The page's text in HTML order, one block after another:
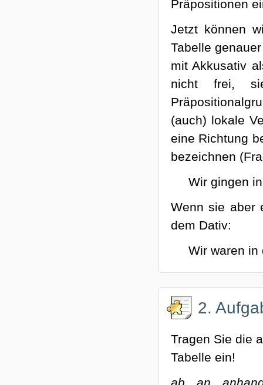
Präpositionen
Jetzt können
Tabelle
mit Akkusativ
nicht frei,
(auch) lokale
eine Richtung
bezeichnen
Wir gingen
Wenn sie aber
dem Dativ:
Wir waren in
2.
Tragen Sie die
Tabelle ein!
ab, an,